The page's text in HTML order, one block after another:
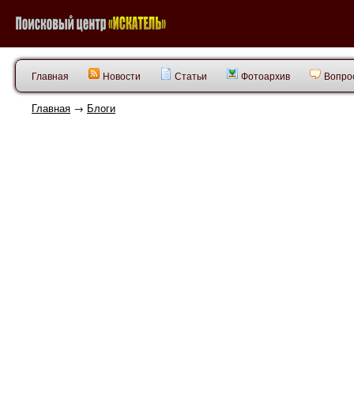
Главная Новости Статьи Фотоархив
Главная → Блоги